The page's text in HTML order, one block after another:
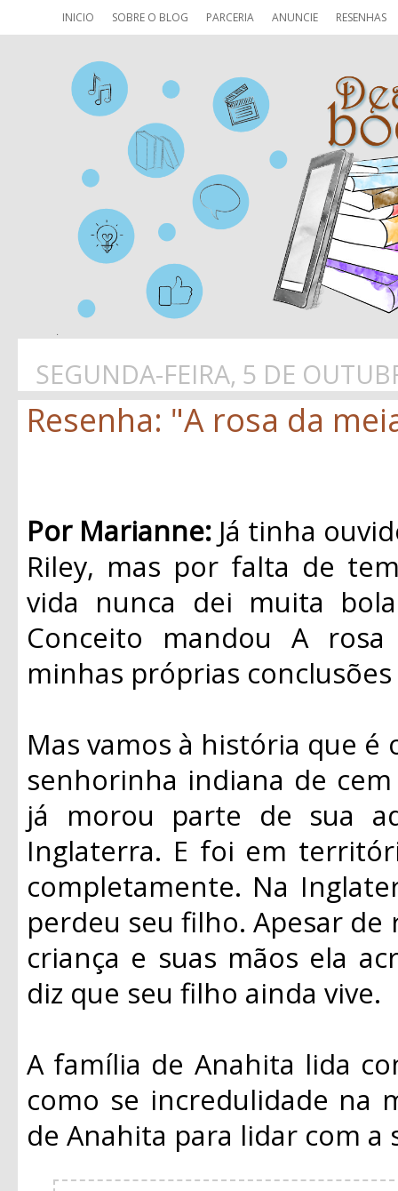
INICIO SOBRE O BLOG PARCERIA ANUNCIE RESENHAS
SEGUNDA-FEIRA, 5 DE
Resenha: "A rosa da
Por Marianne: Já tinha
Riley, mas por falta de
vida nunca dei muita
Conceito mandou A
minhas próprias
Mas vamos à história que
senhorinha indiana de
já morou parte de sua
Inglaterra. E foi em
completamente. Na
perdeu seu filho. Apesar
criança e suas mãos ela
diz que seu filho ainda vive.
A família de Anahita lida
como se incredulidade na
de Anahita para lidar com a